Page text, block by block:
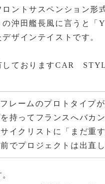
ントサスペンション形
沖田艦長風に言うと「
ザインテイストです。
しておりますCAR
レームのプロトタイプ
持ってフランスへバカ
イクリストに「まだ重
でプロジェクトは出直